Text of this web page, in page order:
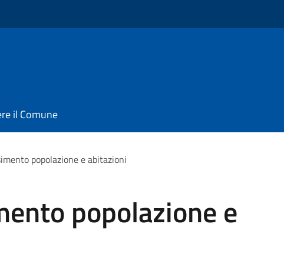
il Comune
popolazione e abitazioni
popolazione e